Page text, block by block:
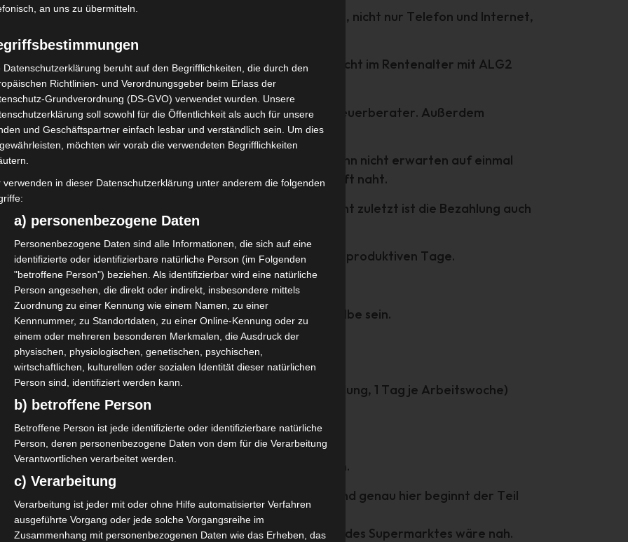
die monatliche Miete, Strom, Gas und Wasser abdecken, nicht nur Telefon und Internet,
Altersvorsorge in einem Maße enthalten, dass einen nicht im Rentenalter mit ALG2
Buchhaltung, Rücklagen für auftragsarme Zeiten, Steuerberater. Außerdem
Firma Gewinn erwirtschaften sollte.
übrigens sind Kinder. Auch wer keine hat, kann nicht erwarten auf einmal
Kunden durchsetzen zu können, wenn eine Elternschaft naht.
zu werden in den Tagessatz mit eingepreist sein. Und nicht zuletzt ist die Bezahlung auch
wie das BSG feststellte.
ist die Fehleinschätzung der wirklich fakturierbaren produktiven Tage.
so müssen folgende Tage abgezogen werden:
und Feiertage, aber die Anzahl muss trotzdem dieselbe sein.
(Rechnungen schreiben, Buchhaltung, Fortbildung, 1 Tag je Arbeitswoche)
kein Geld erwirtschaftet werden kann.
die das Einkommen erwirtschaften müssen.
sich das auch in einem Mehreinkommen widerspiegeln.
Markt ja keine höheren Tagessätze zulassen würde. Und genau hier beginnt der Teil
durch die Kunden bestimmen lassen würde – das Ende des Supermarktes wäre nah.
an uns zu übermitteln.
Datenschutzerklärung beruht auf den Begrifflichkeiten, die durch den
Richtlinien- und Verordnungsgeber beim Erlass der
Grundverordnung (DS-GVO) verwendet wurden. Unsere
soll sowohl für die Öffentlichkeit als auch für unsere
und Geschäftspartner einfach lesbar und verständlich sein. Um dies
möchten wir vorab die verwendeten Begrifflichkeiten
verwenden in dieser Datenschutzerklärung unter anderem die folgenden
a) personenbezogene Daten
Personenbezogene Daten sind alle Informationen, die sich auf eine
identifizierte oder identifizierbare natürliche Person (im Folgenden
"betroffene Person") beziehen. Als identifizierbar wird eine natürliche
Person angesehen, die direkt oder indirekt, insbesondere mittels
Zuordnung zu einer Kennung wie einem Namen, zu einer
Kennnummer, zu Standortdaten, zu einer Online-Kennung oder zu
einem oder mehreren besonderen Merkmalen, die Ausdruck der
physischen, physiologischen, genetischen, psychischen,
wirtschaftlichen, kulturellen oder sozialen Identität dieser natürlichen
Person sind, identifiziert werden kann.
b) betroffene Person
Betroffene Person ist jede identifizierte oder identifizierbare natürliche
Person, deren personenbezogene Daten von dem für die Verarbeitung
Verantwortlichen verarbeitet werden.
c) Verarbeitung
Verarbeitung ist jeder mit oder ohne Hilfe automatisierter Verfahren
ausgeführte Vorgang oder jede solche Vorgangsreihe im
Zusammenhang mit personenbezogenen Daten wie das Erheben, das